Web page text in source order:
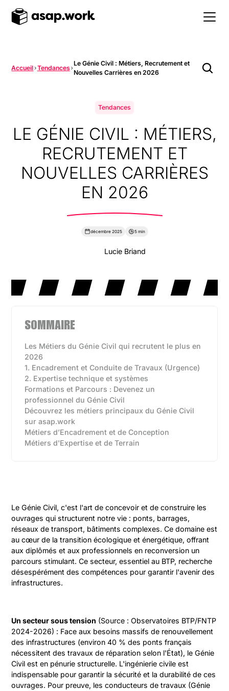
Accueil Tendances
Le Génie Civil : Métiers, Recrutement et
Nouvelles Carrières en 2026
Tendances
LE GÉNIE CIVIL : MÉTIERS,
RECRUTEMENT ET
NOUVELLES CARRIÈRES
EN 2026
décembre 2025 5 min
Lucie Briand
SOMMAIRE
Les Métiers du Génie Civil qui recrutent le plus en
2026
1. Encadrement et Conduite de Travaux (Urgence)
2. Expertise technique et systèmes
Formations et Parcours : Devenez un
professionnel du Génie Civil
Découvrez les métiers principaux du Génie Civil
sur asap.work
Métiers d’Encadrement et de Conception
Métiers d'Expertise et de Terrain
Le Génie Civil, c'est l'art de concevoir et de construire les
ouvrages qui structurent notre vie : ponts, barrages,
réseaux de transport, bâtiments complexes. Ce domaine est
au cœur de la transition écologique et énergétique, offrant
aux diplômés et aux professionnels en reconversion un
parcours stimulant. Ce secteur, essentiel au BTP, recherche
désespérément des compétences pour garantir l'avenir des
infrastructures.
Un secteur sous tension (Source : Observatoires BTP/FNTP
2024-2026) : Face aux besoins massifs de renouvellement
des infrastructures (environ 40 % des ponts français
nécessitent des travaux de réparation selon l'État), le Génie
Civil est en pénurie structurelle. L'ingénierie civile est
indispensable pour garantir la sécurité et la durabilité de ces
ouvrages. Pour preuve, les conducteurs de travaux (Génie